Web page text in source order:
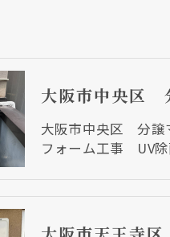
大阪市中央区 分譲
フォーム工事 UV